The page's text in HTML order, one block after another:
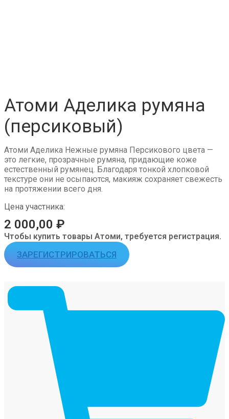
Атоми Аделика румяна
(персиковый)
Атоми Аделика Нежные румяна Персикового цвета —
это легкие, прозрачные румяна, придающие коже
естественный румянец. Благодаря тонкой хлопковой
текстуре они не осыпаются, макияж сохраняет свежесть
на протяжении всего дня.
Цена участника:
2 000,00 ₽
Чтобы купить товары Атоми, требуется регистрация.
ЗАРЕГИСТРИРОВАТЬСЯ